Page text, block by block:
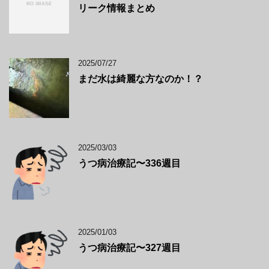
リーク情報まとめ
2025/07/27
まだ水は綺麗な方なのか！？
2025/03/03
うつ病治療記〜336週目
2025/01/03
うつ病治療記〜327週目